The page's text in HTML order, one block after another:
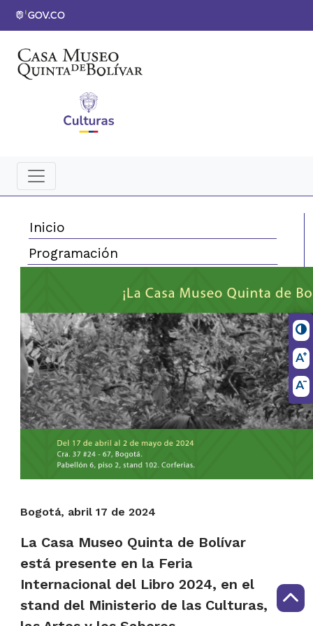
Inicio
Programación
Bogotá, abril 17 de 2024
La Casa Museo Quinta de Bolívar
está presente en la Feria
Internacional del Libro 2024, en el
stand del Ministerio de las Culturas,